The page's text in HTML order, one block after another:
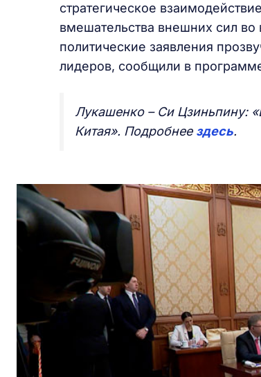
стратегическое
вмешательства внешних сил
политические заявления
лидеров, сообщили в
Лукашенко – Си Цзиньпину:
Китая». Подробнее здесь.